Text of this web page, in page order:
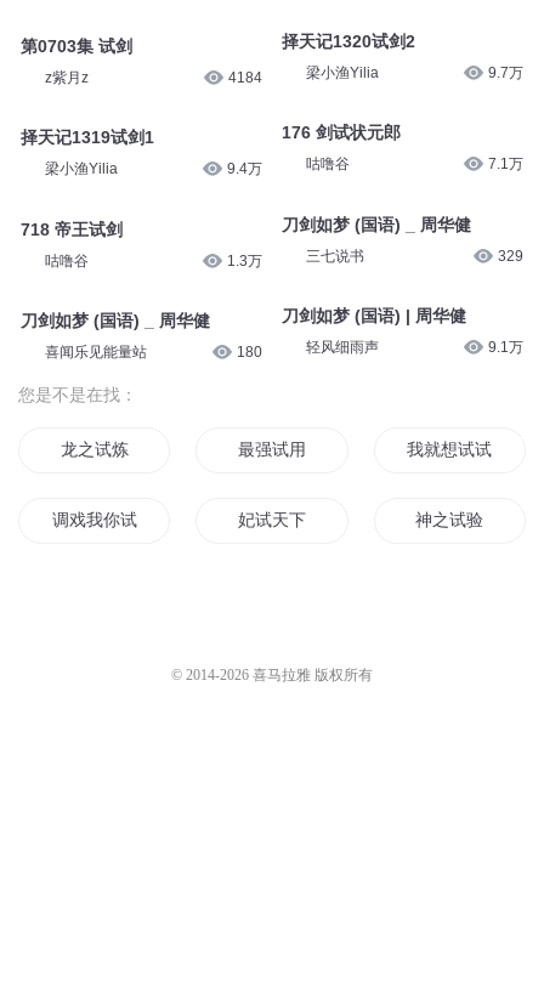
第0703集 试剑
z紫月z 4184
择天记1319试剑1
梁小渔Yilia 9.4万
718 帝王试剑
咕噜谷 1.3万
刀剑如梦 (国语) _ 周华健
喜闻乐见能量站 180
择天记1320试剑2
梁小渔Yilia 9.7万
176 剑试状元郎
咕噜谷 7.1万
刀剑如梦 (国语) _ 周华健
三七说书 329
刀剑如梦 (国语) | 周华健
轻风细雨声 9.1万
您是不是在找：
龙之试炼 最强试用 我就想试试最多
调戏我你试试 妃试天下 神之试验
© 2014-2026 喜马拉雅 版权所有